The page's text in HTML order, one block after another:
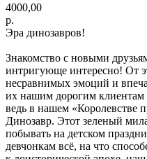
4000,00
р.
Эра динозавров!
Знакомство с новыми
интригующе интересно! От
несравнимых эмоций и
их нашим дорогим клиентам
ведь в нашем «Королевстве
Динозавр. Этот зеленый
побывать на детском
девчонкам всё, на что